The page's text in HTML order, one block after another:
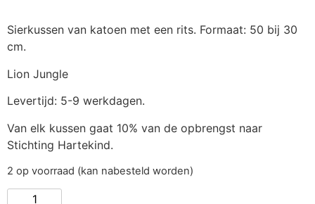
Sierkussen van katoen met een rits. Formaat: 50 bij 30
cm.
Lion Jungle
Levertijd: 5-9 werkdagen.
Van elk kussen gaat 10% van de opbrengst naar
Stichting Hartekind.
2 op voorraad (kan nabesteld worden)